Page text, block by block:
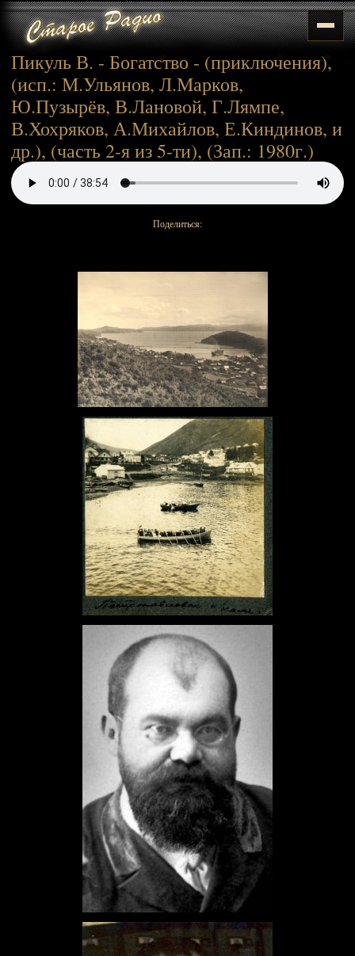
Пикуль В. - Богатство - (приключения),
(исп.: М.Ульянов, Л.Марков,
Ю.Пузырёв, В.Лановой, Г.Лямпе,
В.Хохряков, А.Михайлов, Е.Киндинов, и
др.), (часть 2-я из 5-ти), (Зап.: 1980г.)
Поделиться: